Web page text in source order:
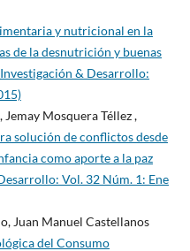
y nutricional en la
de la desnutrición y buenas
Investigación & Desarrollo:
Mosquera Téllez ,
solución de conflictos desde
como aporte a la paz
Vol. 32 Núm. 1: Ene
Juan Manuel Castellanos
del Consumo